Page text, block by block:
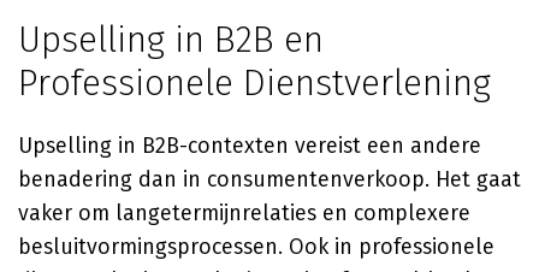
Upselling in B2B en
Professionele Dienstverlening
Upselling in B2B-contexten vereist een andere
benadering dan in consumentenverkoop. Het gaat
vaker om langetermijnrelaties en complexere
besluitvormingsprocessen. Ook in professionele